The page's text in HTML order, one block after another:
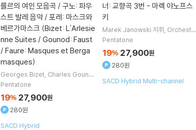
를르의 여인 모음곡 / 구노: 파우
스트 발레 음악 / 포레: 마스크와
베르가마스크 (Bizet: L'Arlesie
nne Suites / Gounod: Faust
/ Faure: Masques et Berga
masques)
Georges Bizet Charles Gouno
d Gabriel Faure
Pentatone
19% 27,900원
280원
SACD Hybrid
너: 교향곡 3번 - 마렉 야노프스
키
Marek Janowski 지휘 Orchestr
e de la Suisse Romande
Pentatone
19% 27,900원
280원
SACD Hybrid Multi-channel